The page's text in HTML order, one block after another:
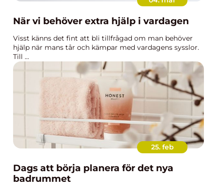
När vi behöver extra hjälp i vardagen
Visst känns det fint att bli tillfrågad om man behöver
hjälp när mans tår och kämpar med vardagens sysslor.
Till ...
25. feb
Dags att börja planera för det nya
badrummet